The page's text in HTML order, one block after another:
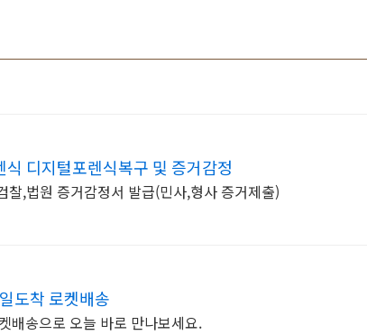
디지털포렌식복구 및 증거감정
찰,법원 증거감정서 발급(민사,형사 증거제출)
도착 로켓배송
배송으로 오늘 바로 만나보세요.